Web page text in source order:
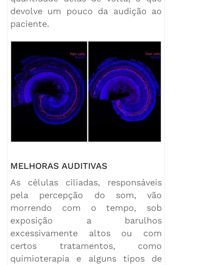
devolve um pouco da audição ao
paciente.
MELHORAS AUDITIVAS
As células ciliadas, responsáveis
pela percepção do som, vão
morrendo com o tempo, sob
exposição a barulhos
excessivamente altos ou com
certos tratamentos, como
quimioterapia e alguns tipos de